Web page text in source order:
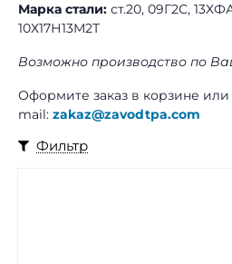
Марка стали: ст.20, 09Г2С,
10Х17Н13М2Т
Возможно производство по
Оформите заказ в корзине или
mail: zakaz@zavodtpa.com
Фильтр